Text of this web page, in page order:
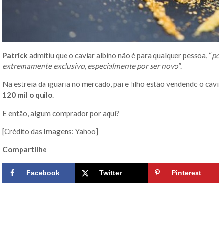
Patrick admitiu que o caviar albino não é para qualquer pessoa, “
extremamente exclusivo, especialmente por ser novo”.
Na estreia da iguaria no mercado, pai e filho estão vendendo o
120 mil o quilo.
E então, algum comprador por aqui?
[Crédito das Imagens: Yahoo]
Compartilhe
Facebook Twitter Pinterest